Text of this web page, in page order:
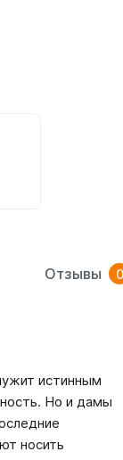
Отзывы 0
истинным
Но и дамы
носить